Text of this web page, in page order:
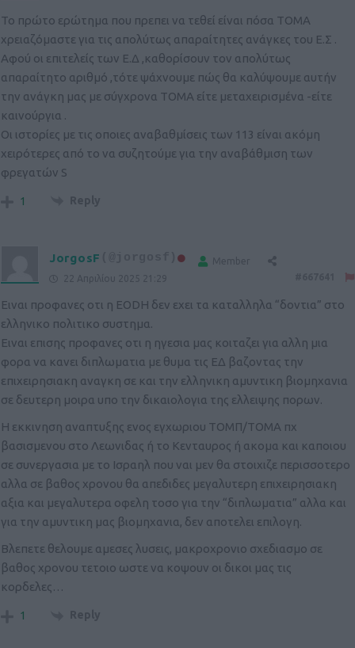
Το πρώτο ερώτημα που πρεπει να τεθεί είναι πόσα ΤΟΜΑ
χρειαζόμαστε για τις απολύτως απαραίτητες ανάγκες του Ε.Σ .
Αφού οι επιτελείς των Ε.Δ ,καθορίσουν τον απολύτως
απαραίτητο αριθμό ,τότε ψάχνουμε πώς θα καλύψουμε αυτήν
την ανάγκη μας με σύγχρονα ΤΟΜΑ είτε μεταχειρισμένα -είτε
καινούργια .
Οι ιστορίες με τις οποιες αναβαθμίσεις των 113 είναι ακόμη
χειρότερες από το να συζητούμε για την αναβάθμιση των
φρεγατών S
1 Reply
JorgosF
Member
22 Απριλίου 2025 21:29
Ειναι προφανες οτι η EODH δεν εχει τα καταλληλα “δοντια” στο
ελληνικο πολιτικο συστημα.
Ειναι επισης προφανες οτι η ηγεσια μας κοιταζει για αλλη μια
φορα να κανει διπλωματια με θυμα τις ΕΔ βαζοντας την
επιχειρησιακη αναγκη σε και την ελληνικη αμυντικη βιομηχανια
σε δευτερη μοιρα υπο την δικαιολογια της ελλειψης πορων.
Η εκκινηση αναπτυξης ενος εγχωριου ΤΟΜΠ/ΤΟΜΑ πχ
βασισμενου στο Λεωνιδας ή το Κενταυρος ή ακομα και καποιου
σε συνεργασια με το Ισραηλ που ναι μεν θα στοιχιζε περισσοτερο
αλλα σε βαθος χρονου θα απεδιδες μεγαλυτερη επιχειρησιακη
αξια και μεγαλυτερα οφελη τοσο για την “διπλωματια” αλλα και
για την αμυντικη μας βιομηχανια, δεν αποτελει επιλογη.
Βλεπετε θελουμε αμεσες λυσεις, μακροχρονιο σχεδιασμο σε
βαθος χρονου τετοιο ωστε να κοψουν οι δικοι μας τις
κορδελες…
1 Reply